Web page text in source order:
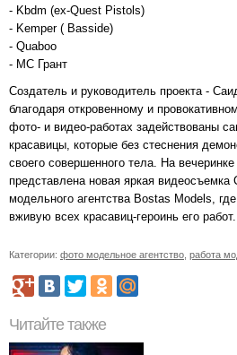
- Kbdm (ex-Quest Pistols)
- Kemper ( Basside)
- Quaboo
- MC Грант
Создатель и руководитель проекта -
благодаря откровенному и
фото- и видео-работах задействованы
красавицы, которые без стеснения
своего совершенного тела. На
представлена новая яркая видеосъемка
модельного агентства Bostas Models,
вживую всех красавиц-героинь его работ.
Категории: фото модельное агентство работа
Читайте также